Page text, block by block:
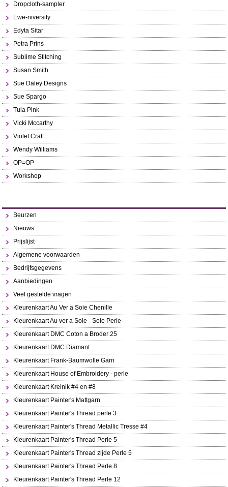
Dropcloth-sampler
Ewe-niversity
Edyta Sitar
Petra Prins
Sublime Stitching
Susan Smith
Sue Daley Designs
Sue Spargo
Tula Pink
Vicki Mccarthy
Violet Craft
Wendy Williams
OP=OP
Workshop
Beurzen
Nieuws
Prijslijst
Algemene voorwaarden
Bedrijfsgegevens
Aanbiedingen
Veel gestelde vragen
Kleurenkaart Au Ver a Soie Chenille
Kleurenkaart Au ver a Soie - Soie Perle
Kleurenkaart DMC Coton a Broder 25
Kleurenkaart DMC Diamant
Kleurenkaart Frank-Baumwolle Garn
Kleurenkaart House of Embroidery - perle
Kleurenkaart Kreinik #4 en #8
Kleurenkaart Painter's Mattgarn
Kleurenkaart Painter's Thread perle 3
Kleurenkaart Painter's Thread Metallic Tresse #4
Kleurenkaart Painter's Thread Perle 5
Kleurenkaart Painter's Thread zijde Perle 5
Kleurenkaart Painter's Thread Perle 8
Kleurenkaart Painter's Thread Perle 12